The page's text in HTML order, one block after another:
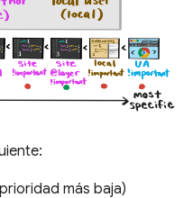
más baja)